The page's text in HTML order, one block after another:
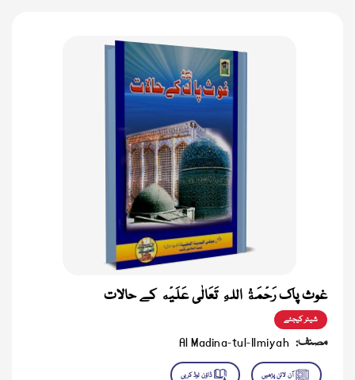
غوث پاک رَحْمَةُ اللهِ تَعَالٰی عَلَيْه کے حالات
شیئر کیجئے
مصنف: Al Madina-tul-Ilmiyah